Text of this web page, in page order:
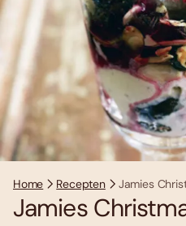
Home Recepten Jamies
Jamies